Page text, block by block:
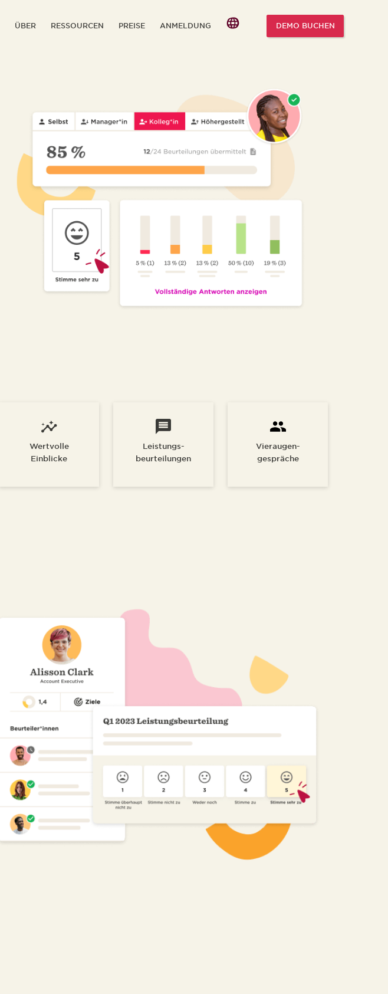
ÜBER RESSOURCEN PREISE ANMELDUNG DEMO BUCHEN
Wertvolle
Einblicke
Leistungs-
beurteilungen
Vieraugen-
gespräche